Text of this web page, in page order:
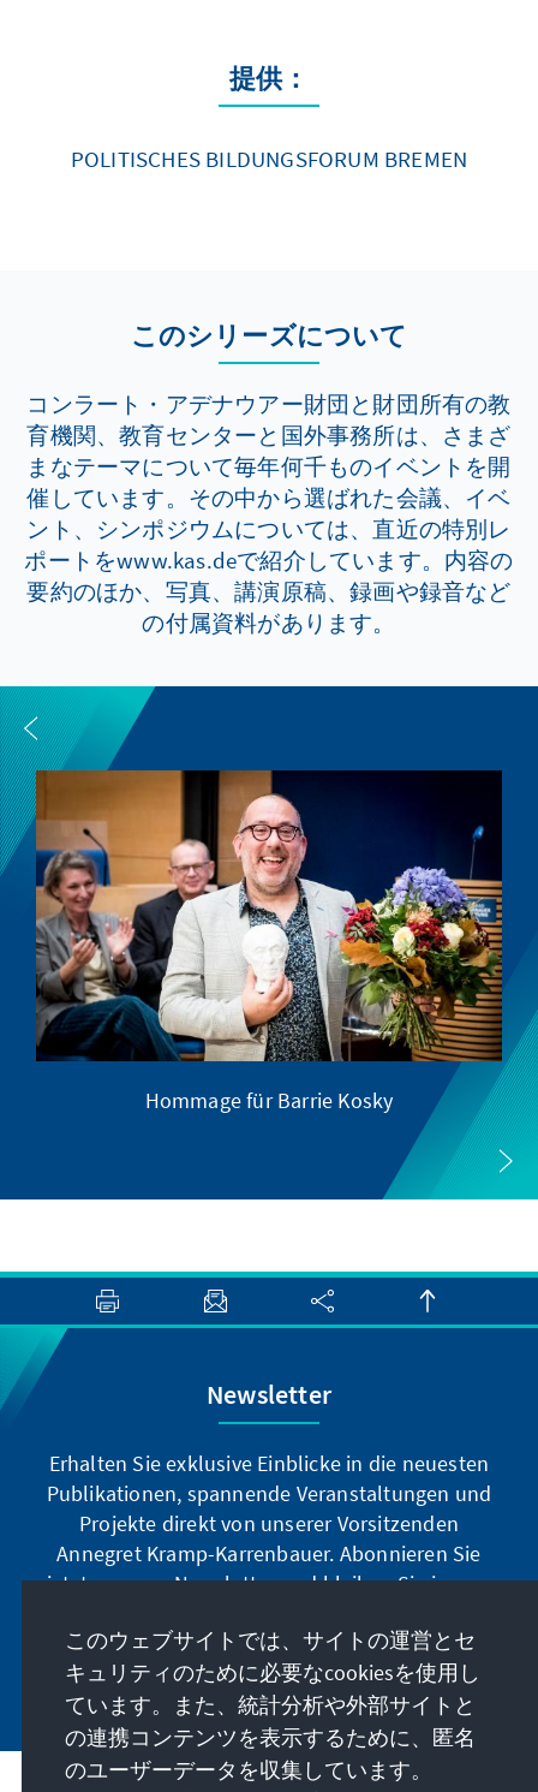
提供：
POLITISCHES BILDUNGSFORUM BREMEN
このシリーズについて
コンラート・アデナウアー財団と財団所有の教
育機関、教育センターと国外事務所は、さまざ
まなテーマについて毎年何千ものイベントを開
催しています。その中から選ばれた会議、イベ
ント、シンポジウムについては、直近の特別レ
ポートをwww.kas.deで紹介しています。内容の
要約のほか、写真、講演原稿、録画や録音など
の付属資料があります。
Hommage für Barrie Kosky
Newsletter
Erhalten Sie exklusive Einblicke in die neuesten
Publikationen, spannende Veranstaltungen und
Projekte direkt von unserer Vorsitzenden
Annegret Kramp-Karrenbauer. Abonnieren Sie
jetzt unseren Newsletter und bleiben Sie immer
Jetzt abonnieren
このウェブサイトでは、サイトの運営とセ
キュリティのために必要なcookiesを使用し
ています。また、統計分析や外部サイトと
の連携コンテンツを表示するために、匿名
のユーザーデータを収集しています。